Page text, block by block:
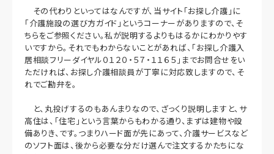
その代わりといってはなんですが、当サイト「お探し介護」に
「介護施設の選び方ガイド」というコーナーがありますので、そ
ちらをご参照ください。私が説明するよりもはるかにわかりやす
いですから。それでもわからないことがあれば、「お探し介護入
居相談フリーダイヤル０１２０・５７・１１６５」までお問合せをい
ただければ、お探し介護相談員が丁寧に対応致しますので、そ
れでご勘弁を。
と、丸投げするのもあんまりなので、ざっくり説明しますと、サ
高住は、「住宅」という言葉からもわかる通り、まずは建物や設
備ありき、です。つまりハード面が先にあって、介護サービスなど
のソフト面は、後から必要な分だけ選んで注文するかたちにな